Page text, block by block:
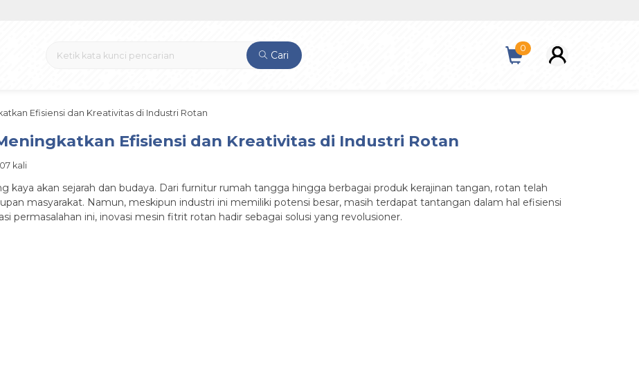
Cari
0
Efisiensi dan Kreativitas di Industri Rotan
Efisiensi dan Kreativitas di Industri Rotan
kali
kaya akan sejarah dan budaya. Dari furnitur rumah tangga hingga berbagai produk kerajinan tangan, rotan telah
masyarakat. Namun, meskipun industri ini memiliki potensi besar, masih terdapat tantangan dalam hal efisiensi
permasalahan ini, inovasi mesin fitrit rotan hadir sebagai solusi yang revolusioner.